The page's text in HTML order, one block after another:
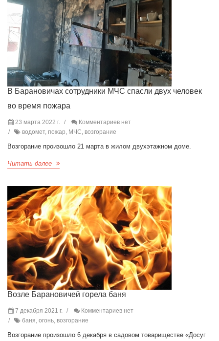
В Барановичах сотрудники МЧС спасли двух человек
во время пожара
23 марта 2022 г.
Комментариев нет
водомет, пожар, МЧС, возгорание
Возгорание произошло 21 марта в жилом двухэтажном доме.
Читать далее
Возле Барановичей горела баня
7 декабря 2021 г.
Комментариев нет
баня, огонь, возгорание
Возгорание произошло 6 декабря в садовом товариществе «Досуг